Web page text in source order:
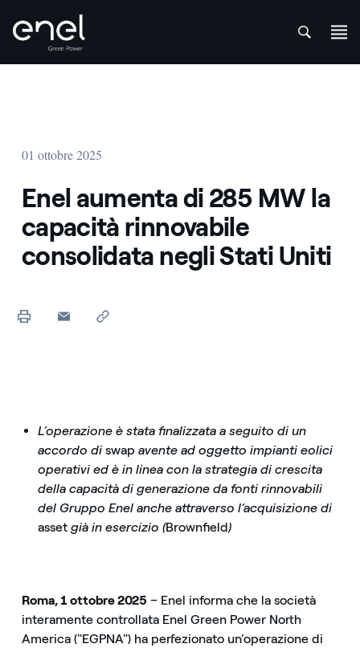
01 ottobre 2025
Enel aumenta di 285 MW la
capacità rinnovabile
consolidata negli Stati Uniti
L’operazione è stata finalizzata a seguito di un
accordo di swap avente ad oggetto impianti eolici
operativi ed è in linea con la strategia di crescita
della capacità di generazione da fonti rinnovabili
del Gruppo Enel anche attraverso l’acquisizione di
assetgià in esercizio (Brownfield)
Roma, 1 ottobre 2025 – Enel informa che la società
interamente controllata Enel Green Power North
America ("EGPNA") ha perfezionato un’operazione di